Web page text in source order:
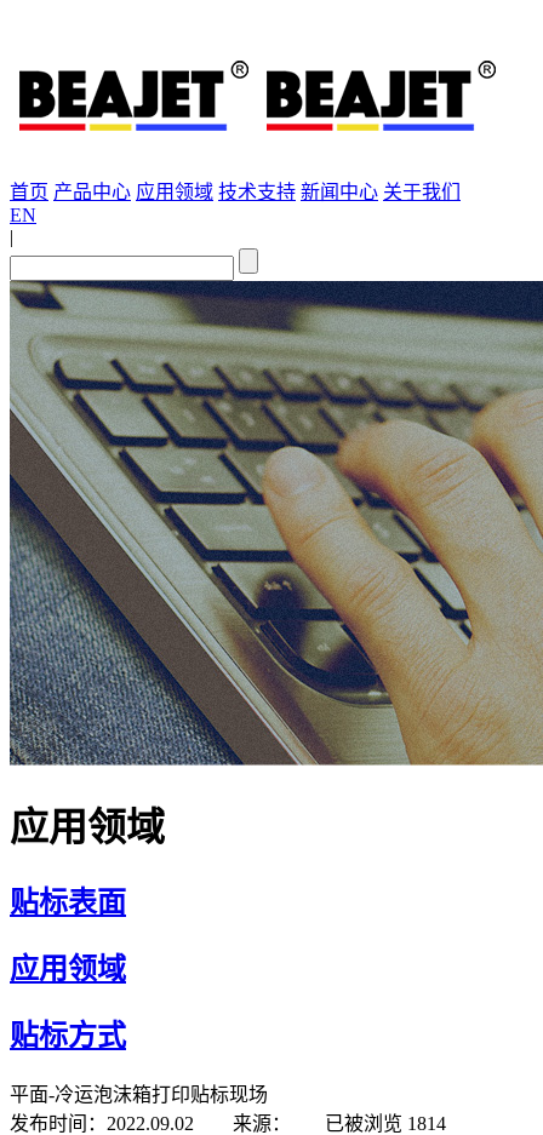
首页 产品中心 应用领域 技术支持 新闻中心 关于我们
EN
|
应用领域
贴标表面
应用领域
贴标方式
平面-冷运泡沫箱打印贴标现场
发布时间：2022.09.02 来源：
已被浏览 1814